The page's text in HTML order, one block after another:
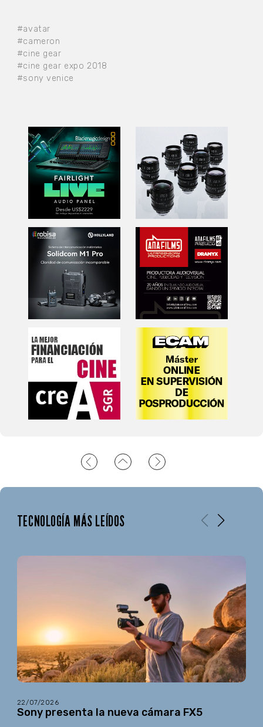
#avatar
#cameron
#cine gear
#cine gear expo 2018
#sony venice
TECNOLOGÍA MÁS LEÍDOS
22/07/2026
Sony presenta la nueva cámara FX5